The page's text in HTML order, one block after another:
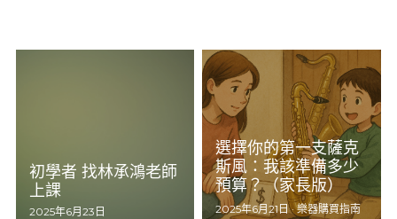
Buy Now
初學者 找林承鴻老師
上課
2025年6月23日
選擇你的第一支薩克
斯風：我該準備多少
預算？（家長版）
2025年6月21日·樂器購買指南